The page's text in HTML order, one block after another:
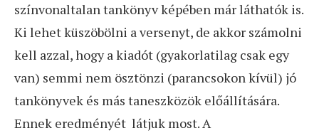
színvonaltalan tankönyv képében már láthatók is.
Ki lehet küszöbölni a versenyt, de akkor számolni
kell azzal, hogy a kiadót (gyakorlatilag csak egy
van) semmi nem ösztönzi (parancsokon kívül) jó
tankönyvek és más taneszközök előállítására.
Ennek eredményét látjuk most. A